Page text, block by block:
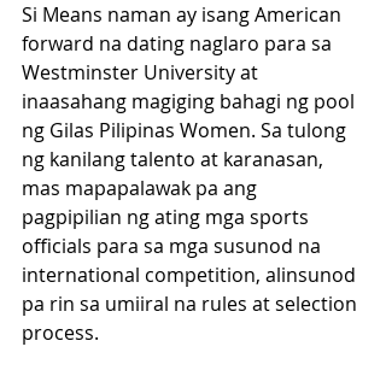
Si Means naman ay isang American
forward na dating naglaro para sa
Westminster University at
inaasahang magiging bahagi ng pool
ng Gilas Pilipinas Women. Sa tulong
ng kanilang talento at karanasan,
mas mapapalawak pa ang
pagpipilian ng ating mga sports
officials para sa mga susunod na
international competition, alinsunod
pa rin sa umiiral na rules at selection
process.